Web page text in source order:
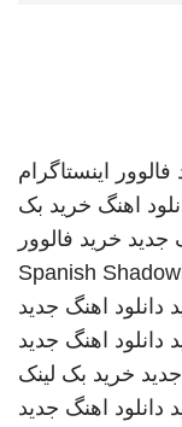
فالوور اینستاگرام
اهنگ خرید بک
جدید خرید فالوور
Spanish
دانلود اهنگ جدید
دانلود اهنگ جدید
خرید بک لینک
دانلود اهنگ جدید